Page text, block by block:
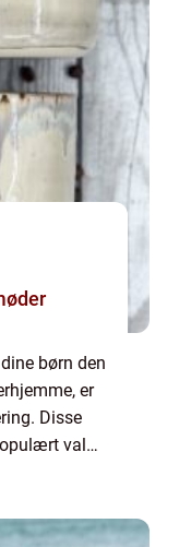
børn den
er
Disse
valg